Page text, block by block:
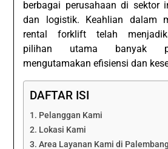
berbagai perusahaan di sektor
dan logistik. Keahlian dalam
rental forklift telah
pilihan utama banyak
mengutamakan efisiensi dan
DAFTAR ISI
Pelanggan Kami
Lokasi Kami
Area Layanan Kami di Palembang